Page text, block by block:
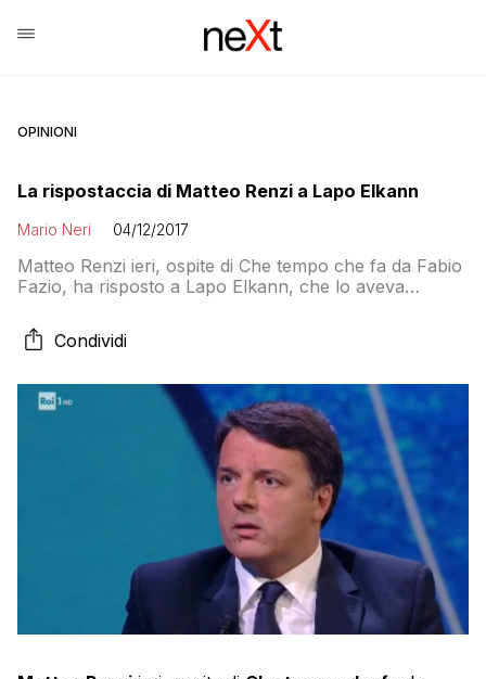
OPINIONI
La rispostaccia di Matteo Renzi a Lapo Elkann
Mario Neri 04/12/2017
Matteo Renzi ieri, ospite di Che tempo che fa da Fabio
Fazio, ha risposto a Lapo Elkann, che lo aveva
rispondere sulla sua somiglianza a Macron, con una
battuta piuttosto cattivella. Il conduttore gli ha
era presidente del […]
Condividi